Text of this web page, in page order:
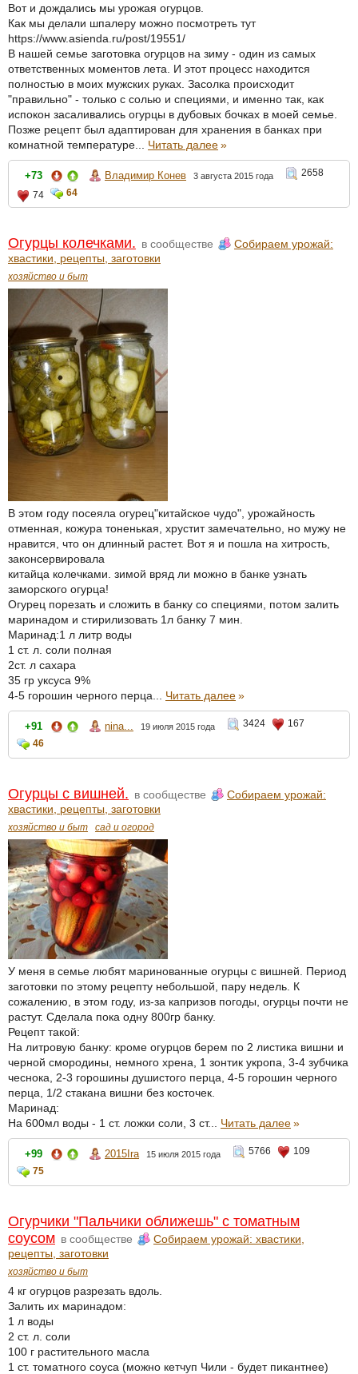
Вот и дождались мы урожая огурцов.
Как мы делали шпалеру можно посмотреть тут
https://www.asienda.ru/post/19551/
В нашей семье заготовка огурцов на зиму - один из самых
ответственных моментов лета. И этот процесс находится
полностью в моих мужских руках. Засолка происходит
"правильно" - только с солью и специями, и именно так, как
испокон засаливались огурцы в дубовых бочках в моей семье.
Позже рецепт был адаптирован для хранения в банках при
комнатной температуре... Читать далее»
+73 Владимир Конев 3 августа 2015 года
2658
74
64
Огурцы колечками. в сообществе
Собираем урожай:
хвастики, рецепты, заготовки
хозяйство и быт
В этом году посеяла огурец"китайское чудо", урожайность
отменная, кожура тоненькая, хрустит замечательно, но мужу не
нравится, что он длинный растет. Вот я и пошла на хитрость,
законсервировала
китайца колечками. зимой вряд ли можно в банке узнать
заморского огурца!
Огурец порезать и сложить в банку со специями, потом залить
маринадом и стирилизовать 1л банку 7 мин.
Маринад:1 л литр воды
1 ст. л. соли полная
2ст. л сахара
35 гр уксуса 9%
4-5 горошин черного перца... Читать далее»
+91 nina... 19 июля 2015 года 3424
167
46
Огурцы с вишней. в сообществе
Собираем урожай:
хвастики, рецепты, заготовки
хозяйство и быт сад и огород
У меня в семье любят маринованные огурцы с вишней. Период
заготовки по этому рецепту небольшой, пару недель. К
сожалению, в этом году, из-за капризов погоды, огурцы почти не
растут. Сделала пока одну 800гр банку.
Рецепт такой:
На литровую банку: кроме огурцов берем по 2 листика вишни и
черной смородины, немного хрена, 1 зонтик укропа, 3-4 зубчика
чеснока, 2-3 горошины душистого перца, 4-5 горошин черного
перца, 1/2 стакана вишни без косточек.
Маринад:
На 600мл воды - 1 ст. ложки соли, 3 ст... Читать далее»
+99 2015Ira 15 июля 2015 года 5766
109
75
Огурчики "Пальчики оближешь" с томатным
соусом в сообществе
Собираем урожай: хвастики,
рецепты, заготовки
хозяйство и быт
4 кг огурцов разрезать вдоль.
Залить их маринадом:
1 л воды
2 ст. л. соли
100 г растительного масла
1 ст. томатного соуса (можно кетчуп Чили - будет пикантнее)